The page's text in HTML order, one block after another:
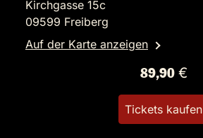
Kirchgasse 15c
09599 Freiberg
Auf der Karte anzeigen
89,90 €
Tickets kaufen